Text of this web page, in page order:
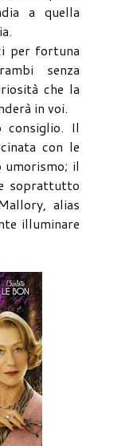
a quella
per fortuna
senza
che la
in voi.
consiglio. Il
con le
umorismo; il
soprattutto
alias
illuminare